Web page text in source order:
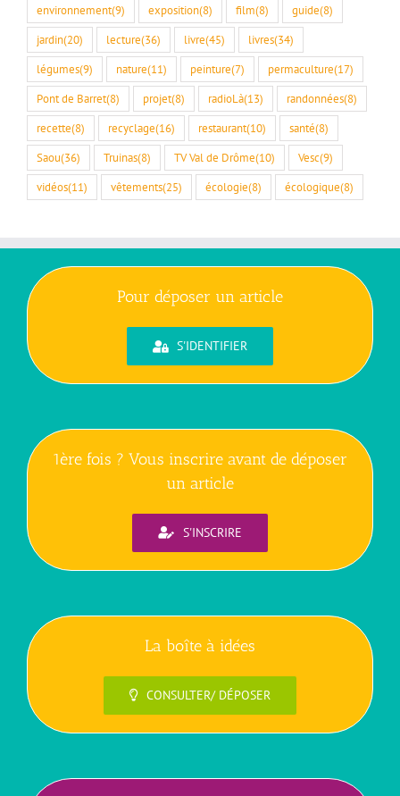
environnement(9) exposition(8) film(8) guide(8)
jardin(20) lecture(36) livre(45) livres(34)
légumes(9) nature(11) peinture(7) permaculture(17)
Pont de Barret(8) projet(8) radioLà(13) randonnées(8)
recette(8) recyclage(16) restaurant(10) santé(8)
Saou(36) Truinas(8) TV Val de Drôme(10) Vesc(9)
vidéos(11) vêtements(25) écologie(8) écologique(8)
Pour déposer un article
S'IDENTIFIER
1ère fois ? Vous inscrire avant de déposer
un article
S'INSCRIRE
La boîte à idées
CONSULTER/ DÉPOSER